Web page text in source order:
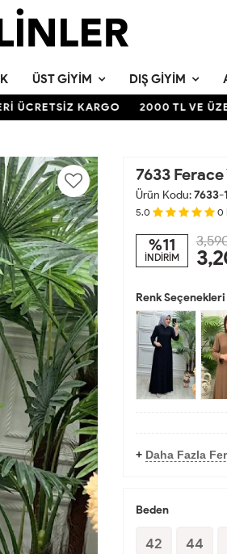
ÜST GIYIM DIŞ GIYIM
KARGO 2000 TL VE
7633
Ürün Kodu:7633-
5.0 0
%11
İNDİRİM
Renk Seçenekleri
+ Daha Fazla
Beden
42 44